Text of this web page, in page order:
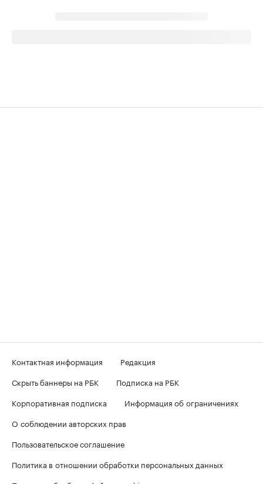
Контактная информация
Редакция
Скрыть баннеры на РБК
Подписка на РБК
Корпоративная подписка
Информация об ограничениях
О соблюдении авторских прав
Пользовательское соглашение
Политика в отношении обработки персональных данных